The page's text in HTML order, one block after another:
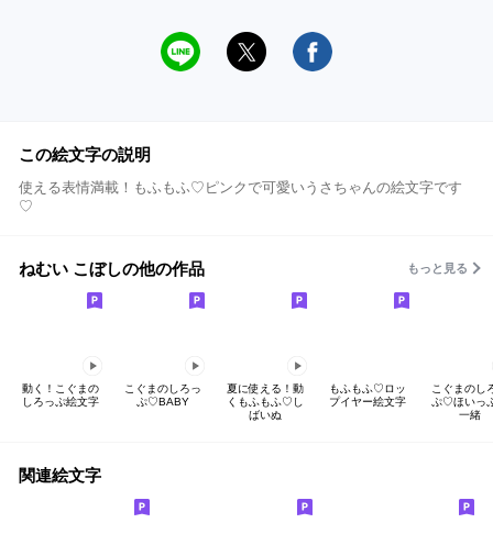
この絵文字の説明
使える表情満載！もふもふ♡ピンクで可愛いうさちゃんの絵文字です
♡
ねむい こぼしの他の作品 もっと見る
動く！こぐまの
しろっぷ絵文字
こぐまのしろっ
ぷ♡BABY
夏に使える！動
くもふもふ♡し
ばいぬ
もふもふ♡ロッ
プイヤー絵文字
こぐまのし
ぷ♡ほいっ
一緒
関連絵文字